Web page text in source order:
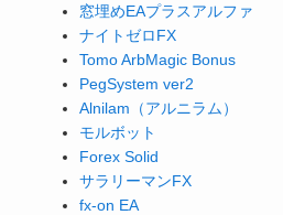
窓埋めEAプラスアルファ
ナイトゼロFX
Tomo ArbMagic Bonus
PegSystem ver2
Alnilam（アルニラム）
モルボット
Forex Solid
サラリーマンFX
fx-on EA